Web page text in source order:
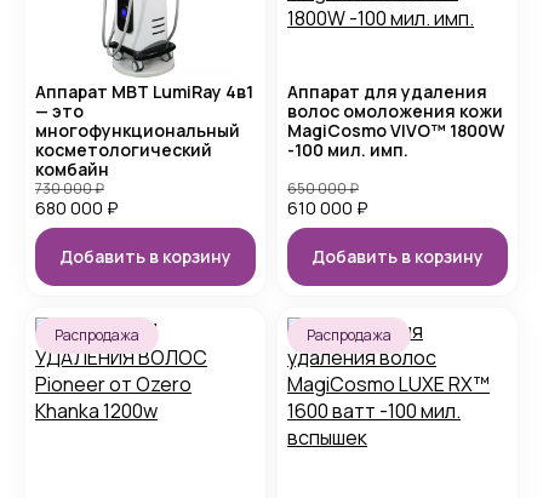
Аппарат MBT LumiRay 4в1
— это
многофункциональный
косметологический
комбайн
680 000 ₽
730 000₽
Добавить в корзину
Аппарат для удаления
волос омоложения кожи
MagiCosmo VIVO™ 1800W
-100 мил. имп.
610 000 ₽
650 000₽
Добавить в корзину
Распродажа Распродажа